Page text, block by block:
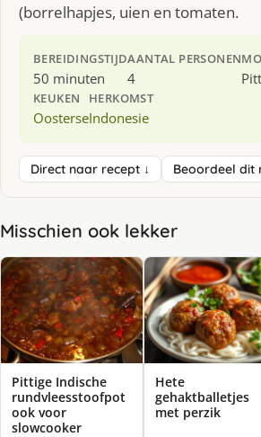
(borrelhapjes, uien en tomaten.
BEREIDINGSTIJD
50 minuten
AANTAL PERSONEN
4
KEUKEN
Oosterse
HERKOMST
Indonesie
Direct naar recept ↓ Beoordeel dit
Misschien ook lekker
Pittige Indische
rundvleesstoofpot
ook voor
slowcooker
Hete
gehaktballetjes
met perzik